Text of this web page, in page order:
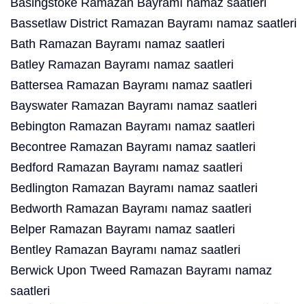
Basingstoke Ramazan Bayramı namaz saatleri
Bassetlaw District Ramazan Bayramı namaz saatleri
Bath Ramazan Bayramı namaz saatleri
Batley Ramazan Bayramı namaz saatleri
Battersea Ramazan Bayramı namaz saatleri
Bayswater Ramazan Bayramı namaz saatleri
Bebington Ramazan Bayramı namaz saatleri
Becontree Ramazan Bayramı namaz saatleri
Bedford Ramazan Bayramı namaz saatleri
Bedlington Ramazan Bayramı namaz saatleri
Bedworth Ramazan Bayramı namaz saatleri
Belper Ramazan Bayramı namaz saatleri
Bentley Ramazan Bayramı namaz saatleri
Berwick Upon Tweed Ramazan Bayramı namaz
saatleri